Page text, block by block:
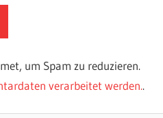
um Spam zu reduzieren.
verarbeitet werden..